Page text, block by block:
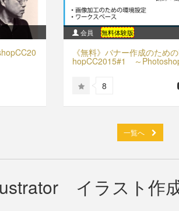
会員 無料体験版
《無料》バナー作成のため
hopCC2015#1 ～
8
一覧へ
イラスト作